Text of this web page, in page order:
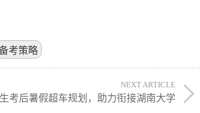
考策略
NEXT ARTICLE
考后暑假超车规划，助力衔接湖南大学